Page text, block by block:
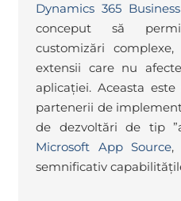
Dynamics 365
conceput să
customizări
extensii care nu
aplicației. Aceasta
partenerii de
de dezvoltări de tip
Microsoft App Source,
semnificativ